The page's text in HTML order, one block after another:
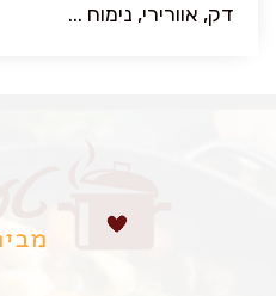
דק, אוורירי, נימוח ...